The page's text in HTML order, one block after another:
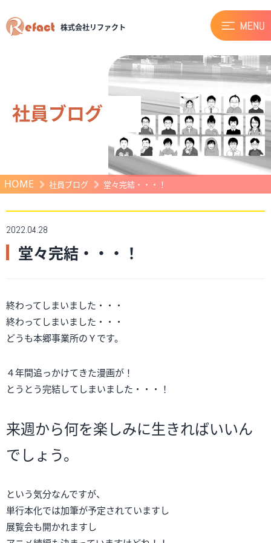
株式会社リファクト
社員ブログ
HOME 社員ブログ 堂々完結・・・！
2022.04.28
堂々完結・・・！
終わってしまいました・・・
終わってしまいました・・・
どうも本郷事業所のＹです。
４年間追っかけてきた漫画が！
とうとう完結してしまいました・・・！
来週から何を楽しみに生きればいいん
でしょう。
という気分なんですが、
単行本化では加筆が予定されていますし
展覧会も開かれますし